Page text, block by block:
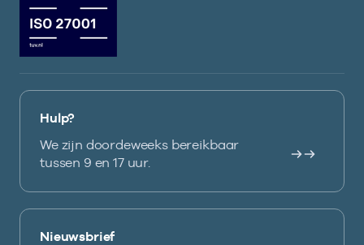
Hulp?
We zijn doordeweeks bereikbaar
tussen 9 en 17 uur.
Nieuwsbrief